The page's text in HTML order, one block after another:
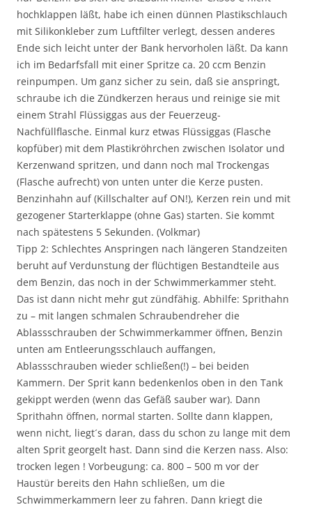
hochklappen läßt, habe ich einen dünnen Plastikschlauch
mit Silikonkleber zum Luftfilter verlegt, dessen anderes
Ende sich leicht unter der Bank hervorholen läßt. Da kann
ich im Bedarfsfall mit einer Spritze ca. 20 ccm Benzin
reinpumpen. Um ganz sicher zu sein, daß sie anspringt,
schraube ich die Zündkerzen heraus und reinige sie mit
einem Strahl Flüssiggas aus der Feuerzeug-
Nachfüllflasche. Einmal kurz etwas Flüssiggas (Flasche
kopfüber) mit dem Plastikröhrchen zwischen Isolator und
Kerzenwand spritzen, und dann noch mal Trockengas
(Flasche aufrecht) von unten unter die Kerze pusten.
Benzinhahn auf (Killschalter auf ON!), Kerzen rein und mit
gezogener Starterklappe (ohne Gas) starten. Sie kommt
nach spätestens 5 Sekunden. (Volkmar)
Tipp 2: Schlechtes Anspringen nach längeren Standzeiten
beruht auf Verdunstung der flüchtigen Bestandteile aus
dem Benzin, das noch in der Schwimmerkammer steht.
Das ist dann nicht mehr gut zündfähig. Abhilfe: Sprithahn
zu – mit langen schmalen Schraubendreher die
Ablassschrauben der Schwimmerkammer öffnen, Benzin
unten am Entleerungsschlauch auffangen,
Ablassschrauben wieder schließen(!) – bei beiden
Kammern. Der Sprit kann bedenkenlos oben in den Tank
gekippt werden (wenn das Gefäß sauber war). Dann
Sprithahn öffnen, normal starten. Sollte dann klappen,
wenn nicht, liegt´s daran, dass du schon zu lange mit dem
alten Sprit georgelt hast. Dann sind die Kerzen nass. Also:
trocken legen ! Vorbeugung: ca. 800 – 500 m vor der
Haustür bereits den Hahn schließen, um die
Schwimmerkammern leer zu fahren. Dann kriegt die